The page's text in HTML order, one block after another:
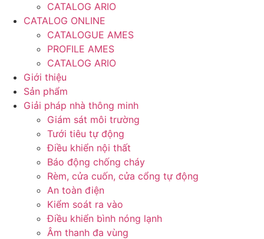
CATALOG ARIO
CATALOG ONLINE
CATALOGUE AMES
PROFILE AMES
CATALOG ARIO
Giới thiệu
Sản phẩm
Giải pháp nhà thông minh
Giám sát môi trường
Tưới tiêu tự động
Điều khiển nội thất
Báo động chống cháy
Rèm, cửa cuốn, cửa cổng tự động
An toàn điện
Kiểm soát ra vào
Điều khiển bình nóng lạnh
Âm thanh đa vùng